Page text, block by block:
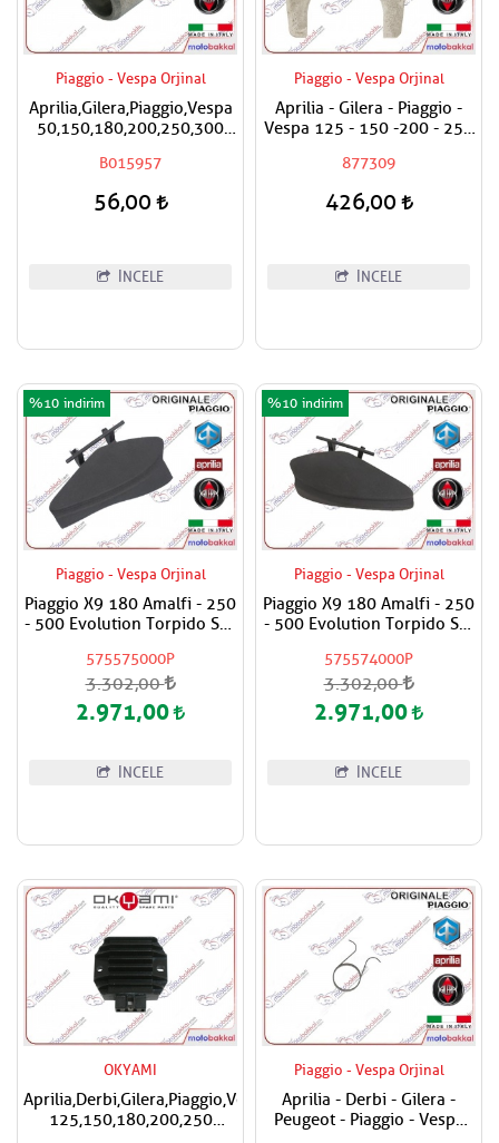
Piaggio - Vespa Orjinal
Aprilia,Gilera,Piaggio,Vespa
50,150,180,200,250,300
Fiyatıdır
B015957
56,00
İNCELE
Piaggio - Vespa Orjinal
Aprilia - Gilera - Piaggio -
Vespa 125 - 150 -200 - 250
Hilali
877309
426,00
İNCELE
Piaggio - Vespa Orjinal
Piaggio X9 180 Amalfi - 250
- 500 Evolution Torpido Sağ
575575000P
%10
3.302,00
2.971,00
İNCELE
Piaggio - Vespa Orjinal
Piaggio X9 180 Amalfi - 250
- 500 Evolution Torpido Sol
575574000P
%10
3.302,00
2.971,00
İNCELE
OKYAMI
Aprilia,Derbi,Gilera,Piaggio,Vespa
125,150,180,200,250
Piaggio - Vespa Orjinal
Aprilia - Derbi - Gilera -
Peugeot - Piaggio - Vespa